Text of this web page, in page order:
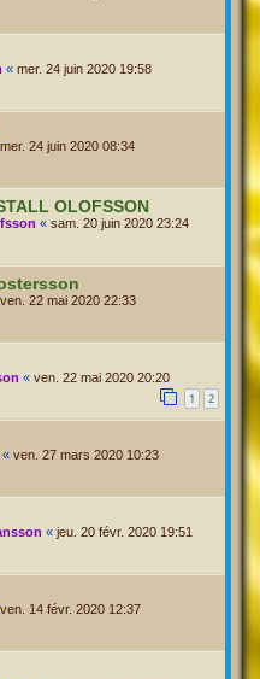
« mer. 24 juin 2020 19:58
mer. 24 juin 2020 08:34
OLOFSSON
« sam. 20 juin 2020 23:24
ven. 22 mai 2020 22:33
« ven. 22 mai 2020 20:20
1 2
« ven. 27 mars 2020 10:23
« jeu. 20 févr. 2020 19:51
ven. 14 févr. 2020 12:37